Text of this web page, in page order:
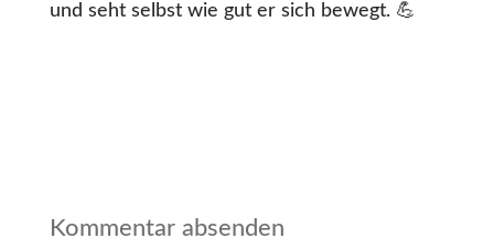
und seht selbst wie gut er sich bewegt. 💪
Kommentar absenden